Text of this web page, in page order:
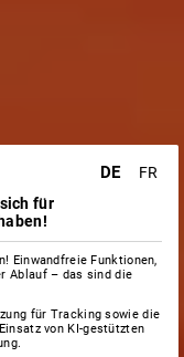
DE
FR
für
Einwandfreie Funktionen,
Ablauf – das sind die
für Tracking sowie die
von KI-gestützten